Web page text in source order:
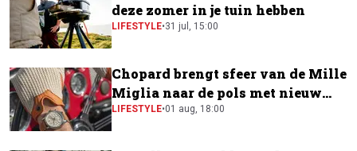
deze zomer in je tuin hebben
LIFESTYLE•31 jul, 15:00
Chopard brengt sfeer van de Mille
Miglia naar de pols met nieuw
horloge
LIFESTYLE•01 aug, 18:00